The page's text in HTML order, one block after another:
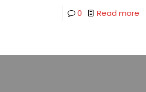
0 Read more